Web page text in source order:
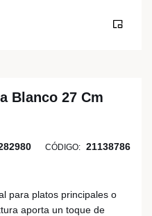
Blanco 27 Cm
CÓDIGO: 21138786
para platos principales o
aporta un toque de